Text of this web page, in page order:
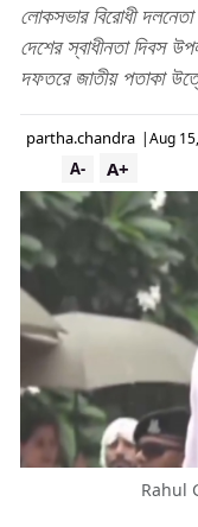
লোকসভার বিরোধী
দেশের স্বাধীনতা দিবস
দফতরে জাতীয় পতাকা
partha.chandra |Aug
A+
A-
Rahul